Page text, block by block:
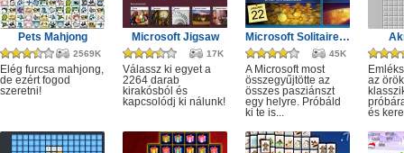
Pets Mahjong
2569K
Elég furcsa mahjong,
de ezért fogod
szeretni!
Microsoft Jigsaw
17K
Válassz ki egyet a
2264 darab
kirakósból és
kapcsolódj ki nálunk!
Microsoft Solitaire Collection
45K
A Microsoft most
összegyűjtötte az
összes pasziánszt
egy helyre. Próbáld
ki te is...
az örök
és